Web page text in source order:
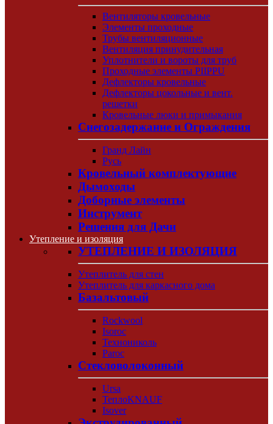
Вентиляторы кровельные
Элементы проходные
Трубы вентиляционные
Вентиляция принудительная
Уплотнители и вороты для труб
Проходные элементы PIIPPU
Дефлекторы кровельные
Дефлекторы цокольные и вент.
решетки
Кровельные люки и примыкания
Снегозадержание и Ограждения
Гранд Лайн
Русь
Кровельный комплектующие
Дымоходы
Доборные элементы
Инструмент
Решения для Дачи
Утепление и изоляция
УТЕПЛЕНИЕ И ИЗОЛЯЦИЯ
Утеплитель для стен
Утеплитель для каркасного дома
Базальтовый
Rockwool
Isoroc
Технониколь
Paroc
Стекловолоконный
Ursa
ТеплоKNAUF
Isover